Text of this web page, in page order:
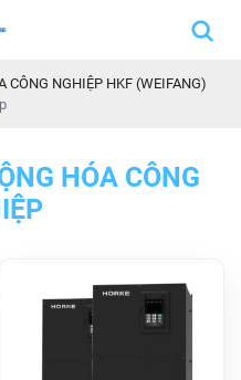
CÔNG NGHIỆP HKF (WEIFANG)
HÓA CÔNG